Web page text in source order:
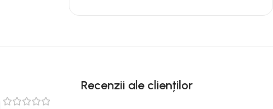
Recenzii ale clienților